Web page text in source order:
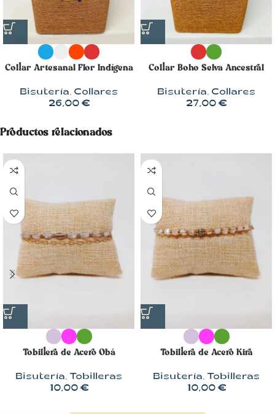
Collar Artesanal Flor Indígena
Bisutería, Collares
26,00 €
Collar Boho Selva Ancestral
Bisutería, Collares
27,00 €
Productos relacionados
Tobillera de Acero Obá
Bisutería, Tobilleras
10,00 €
Tobillera de Acero Kira
Bisutería, Tobilleras
10,00 €